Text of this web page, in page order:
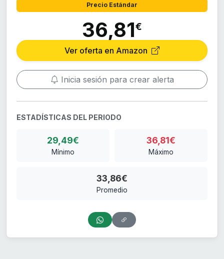
Precio Estándar
36,81€
Ver oferta en Amazon
Inicia sesión para crear alerta
ESTADÍSTICAS DEL PERIODO
29,49€
Mínimo
36,81€
Máximo
33,86€
Promedio